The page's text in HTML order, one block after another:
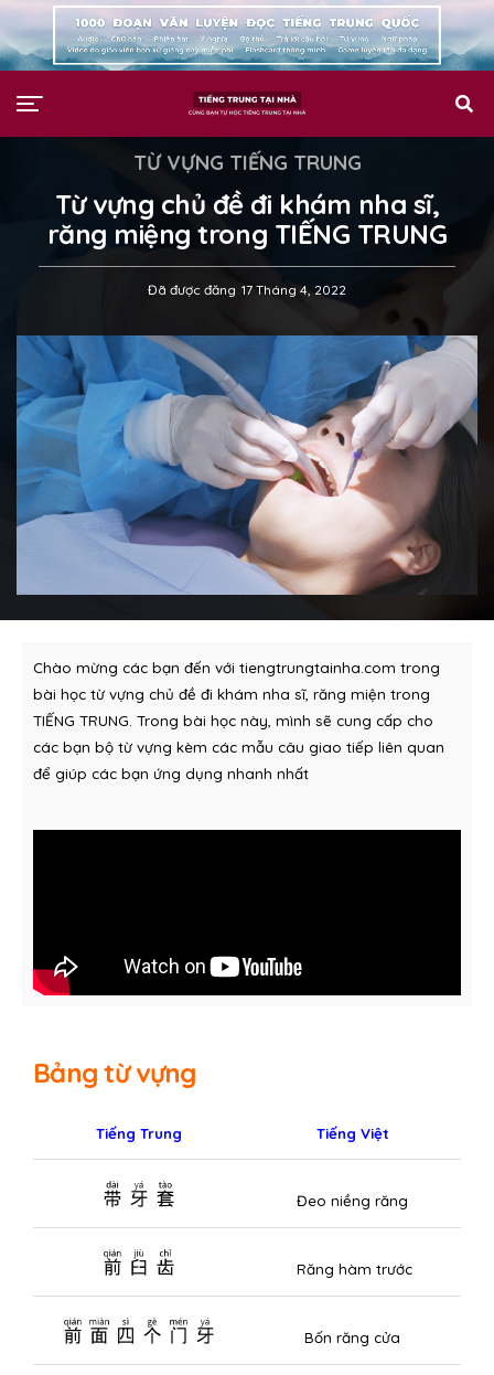
TỪ VỰNG TIẾNG TRUNG
Từ vựng chủ đề đi khám nha sĩ,
răng miệng trong TIẾNG TRUNG
Đã được đăng 17 Tháng 4, 2022
Chào mừng các bạn đến với tiengtrungtainha.com trong
bài học từ vựng chủ đề đi khám nha sĩ, răng miện trong
TIẾNG TRUNG. Trong bài học này, mình sẽ cung cấp cho
các bạn bộ từ vựng kèm các mẫu câu giao tiếp liên quan
để giúp các bạn ứng dụng nhanh nhất
Bảng từ vựng
Tiếng Trung Tiếng Việt
带牙套 Đeo niềng răng
前臼齿 Răng hàm trước
前面四个门牙 Bốn răng cửa